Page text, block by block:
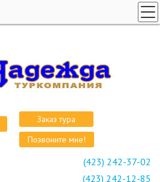
Заказ тура
Позвоните мне!
(423) 242-37-02
(423) 242-12-85
ВИЗЫ
АВИАБИЛЕТЫ
ОТЕЛИ